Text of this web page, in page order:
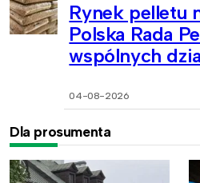
Rynek pelletu
Polska Rada
wspólnych
04-08-2026
Dla prosumenta